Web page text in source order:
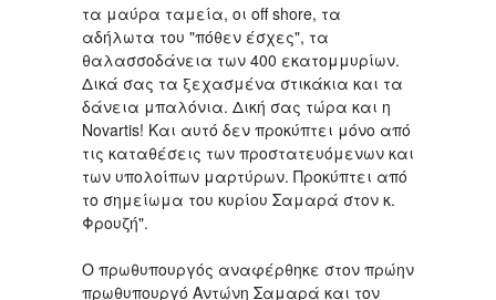
τα μαύρα ταμεία, οι οff shore, τα
αδήλωτα του "πόθεν έσχες", τα
θαλασσοδάνεια των 400 εκατομμυρίων.
Δικά σας τα ξεχασμένα στικάκια και τα
δάνεια μπαλόνια. Δική σας τώρα και η
Novartis! Και αυτό δεν προκύπτει μόνο από
τις καταθέσεις των προστατευόμενων και
των υπολοίπων μαρτύρων. Προκύπτει από
το σημείωμα του κυρίου Σαμαρά στον κ.
Φρουζή".
Ο πρωθυπουργός αναφέρθηκε στον πρώην
πρωθυπουργό Αντώνη Σαμαρά και τον